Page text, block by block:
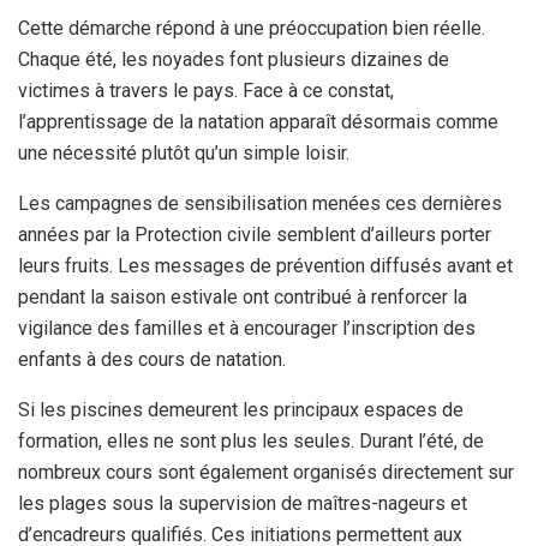
Cette démarche répond à une préoccupation bien réelle.
Chaque été, les noyades font plusieurs dizaines de
victimes à travers le pays. Face à ce constat,
l’apprentissage de la natation apparaît désormais comme
une nécessité plutôt qu’un simple loisir.
Les campagnes de sensibilisation menées ces dernières
années par la Protection civile semblent d’ailleurs porter
leurs fruits. Les messages de prévention diffusés avant et
pendant la saison estivale ont contribué à renforcer la
vigilance des familles et à encourager l’inscription des
enfants à des cours de natation.
Si les piscines demeurent les principaux espaces de
formation, elles ne sont plus les seules. Durant l’été, de
nombreux cours sont également organisés directement sur
les plages sous la supervision de maîtres-nageurs et
d’encadreurs qualifiés. Ces initiations permettent aux